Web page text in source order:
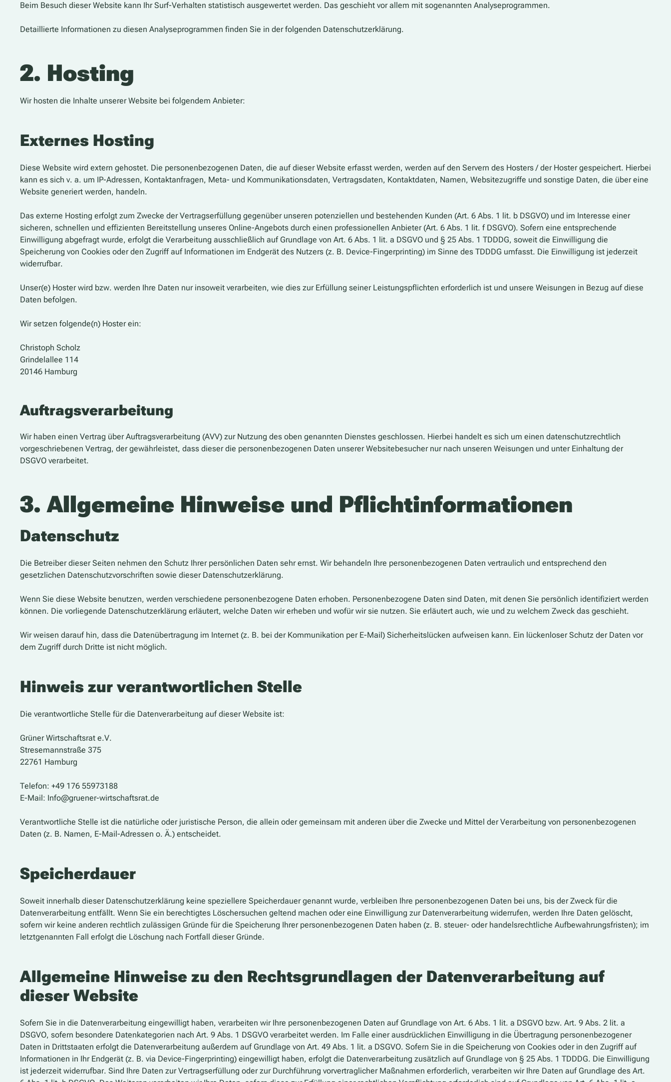
Beim Besuch dieser Website kann Ihr Surf-Verhalten statistisch ausgewertet werden. Das geschieht vor allem mit sogenannten Analyseprogrammen.
Detaillierte Informationen zu diesen Analyseprogrammen finden Sie in der folgenden Datenschutzerklärung.
2. Hosting
Wir hosten die Inhalte unserer Website bei folgendem Anbieter:
Externes Hosting
Diese Website wird extern gehostet. Die personenbezogenen Daten, die auf dieser Website erfasst werden, werden auf den Servern des Hosters / der Hoster gespeichert. Hierbei
kann es sich v. a. um IP-Adressen, Kontaktanfragen, Meta- und Kommunikationsdaten, Vertragsdaten, Kontaktdaten, Namen, Websitezugriffe und sonstige Daten, die über eine
Website generiert werden, handeln.
Das externe Hosting erfolgt zum Zwecke der Vertragserfüllung gegenüber unseren potenziellen und bestehenden Kunden (Art. 6 Abs. 1 lit. b DSGVO) und im Interesse einer
sicheren, schnellen und effizienten Bereitstellung unseres Online-Angebots durch einen professionellen Anbieter (Art. 6 Abs. 1 lit. f DSGVO). Sofern eine entsprechende
Einwilligung abgefragt wurde, erfolgt die Verarbeitung ausschließlich auf Grundlage von Art. 6 Abs. 1 lit. a DSGVO und § 25 Abs. 1 TDDDG, soweit die Einwilligung die
Speicherung von Cookies oder den Zugriff auf Informationen im Endgerät des Nutzers (z. B. Device-Fingerprinting) im Sinne des TDDDG umfasst. Die Einwilligung ist jederzeit
widerrufbar.
Unser(e) Hoster wird bzw. werden Ihre Daten nur insoweit verarbeiten, wie dies zur Erfüllung seiner Leistungspflichten erforderlich ist und unsere Weisungen in Bezug auf diese
Daten befolgen.
Wir setzen folgende(n) Hoster ein:
Christoph Scholz
Grindelallee 114
20146 Hamburg
Auftragsverarbeitung
Wir haben einen Vertrag über Auftragsverarbeitung (AVV) zur Nutzung des oben genannten Dienstes geschlossen. Hierbei handelt es sich um einen datenschutzrechtlich
vorgeschriebenen Vertrag, der gewährleistet, dass dieser die personenbezogenen Daten unserer Websitebesucher nur nach unseren Weisungen und unter Einhaltung der
DSGVO verarbeitet.
3. Allgemeine Hinweise und Pflicht­informationen
Datenschutz
Die Betreiber dieser Seiten nehmen den Schutz Ihrer persönlichen Daten sehr ernst. Wir behandeln Ihre personenbezogenen Daten vertraulich und entsprechend den
gesetzlichen Datenschutzvorschriften sowie dieser Datenschutzerklärung.
Wenn Sie diese Website benutzen, werden verschiedene personenbezogene Daten erhoben. Personenbezogene Daten sind Daten, mit denen Sie persönlich identifiziert werden
können. Die vorliegende Datenschutzerklärung erläutert, welche Daten wir erheben und wofür wir sie nutzen. Sie erläutert auch, wie und zu welchem Zweck das geschieht.
Wir weisen darauf hin, dass die Datenübertragung im Internet (z. B. bei der Kommunikation per E-Mail) Sicherheitslücken aufweisen kann. Ein lückenloser Schutz der Daten vor
dem Zugriff durch Dritte ist nicht möglich.
Hinweis zur verantwortlichen Stelle
Die verantwortliche Stelle für die Datenverarbeitung auf dieser Website ist:
Grüner Wirtschaftsrat e.V.
Stresemannstraße 375
22761 Hamburg
Telefon: +49 176 55973188
E-Mail: Info@gruener-wirtschaftsrat.de
Verantwortliche Stelle ist die natürliche oder juristische Person, die allein oder gemeinsam mit anderen über die Zwecke und Mittel der Verarbeitung von personenbezogenen
Daten (z. B. Namen, E-Mail-Adressen o. Ä.) entscheidet.
Speicherdauer
Soweit innerhalb dieser Datenschutzerklärung keine speziellere Speicherdauer genannt wurde, verbleiben Ihre personenbezogenen Daten bei uns, bis der Zweck für die
Datenverarbeitung entfällt. Wenn Sie ein berechtigtes Löschersuchen geltend machen oder eine Einwilligung zur Datenverarbeitung widerrufen, werden Ihre Daten gelöscht,
sofern wir keine anderen rechtlich zulässigen Gründe für die Speicherung Ihrer personenbezogenen Daten haben (z. B. steuer- oder handelsrechtliche Aufbewahrungsfristen); im
letztgenannten Fall erfolgt die Löschung nach Fortfall dieser Gründe.
Allgemeine Hinweise zu den Rechtsgrundlagen der Datenverarbeitung auf
dieser Website
Sofern Sie in die Datenverarbeitung eingewilligt haben, verarbeiten wir Ihre personenbezogenen Daten auf Grundlage von Art. 6 Abs. 1 lit. a DSGVO bzw. Art. 9 Abs. 2 lit. a
DSGVO, sofern besondere Datenkategorien nach Art. 9 Abs. 1 DSGVO verarbeitet werden. Im Falle einer ausdrücklichen Einwilligung in die Übertragung personenbezogener
Daten in Drittstaaten erfolgt die Datenverarbeitung außerdem auf Grundlage von Art. 49 Abs. 1 lit. a DSGVO. Sofern Sie in die Speicherung von Cookies oder in den Zugriff auf
Informationen in Ihr Endgerät (z. B. via Device-Fingerprinting) eingewilligt haben, erfolgt die Datenverarbeitung zusätzlich auf Grundlage von § 25 Abs. 1 TDDDG. Die Einwilligung
ist jederzeit widerrufbar. Sind Ihre Daten zur Vertragserfüllung oder zur Durchführung vorvertraglicher Maßnahmen erforderlich, verarbeiten wir Ihre Daten auf Grundlage des Art.